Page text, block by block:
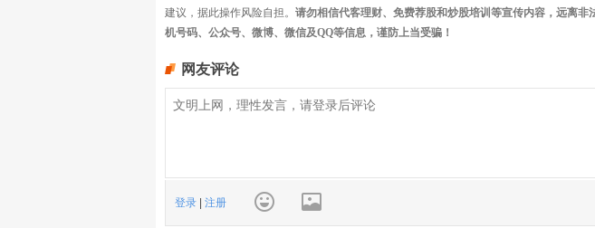
建议，据此操作风险自担。 请勿相信代客理财、免费荐股和炒股培训等宣传内容，远离非
机号码、公众号、微博、微信及QQ等信息，谨防上当受骗！
网友评论
登录 注册